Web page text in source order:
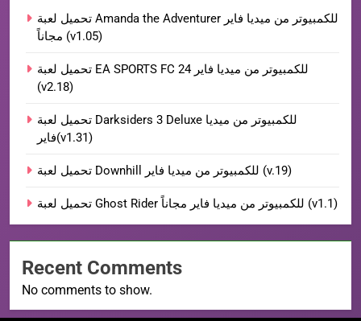
تحميل لعبة Amanda the Adventurer للكمبيوتر من ميديا فاير
مجاناً (v1.05)
تحميل لعبة EA SPORTS FC 24 للكمبيوتر من ميديا فاير
(v2.18)
تحميل لعبة Darksiders 3 Deluxe للكمبيوتر من ميديا
فاير(v1.31)
تحميل لعبة Downhill للكمبيوتر من ميديا فاير (v.19)
تحميل لعبة Ghost Rider للكمبيوتر من ميديا فاير مجاناً (v1.1)
Recent Comments
No comments to show.